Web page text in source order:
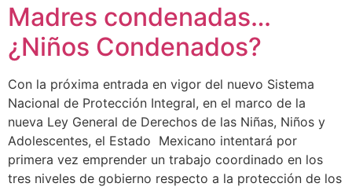
Madres condenadas…
¿Niños Condenados?
Con la próxima entrada en vigor del nuevo Sistema
Nacional de Protección Integral, en el marco de la
nueva Ley General de Derechos de las Niñas, Niños y
Adolescentes, el Estado Mexicano intentará por
primera vez emprender un trabajo coordinado en los
tres niveles de gobierno respecto a la protección de los